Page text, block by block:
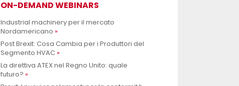
ON-DEMAND WEBINARS
Industrial machinery per il mercato
Nordamericano
Post Brexit: Cosa Cambia per i Produttori del
Segmento HVAC
La direttiva ATEX nel Regno Unito: quale
futuro?